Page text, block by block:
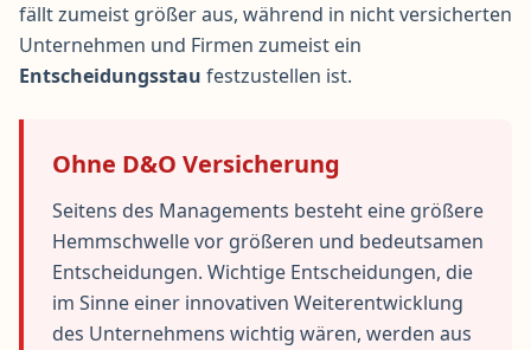
fällt zumeist größer aus, während in nicht versicherten
Unternehmen und Firmen zumeist ein
Entscheidungsstau festzustellen ist.
Ohne D&O Versicherung
Seitens des Managements besteht eine größere
Hemmschwelle vor größeren und bedeutsamen
Entscheidungen. Wichtige Entscheidungen, die
im Sinne einer innovativen Weiterentwicklung
des Unternehmens wichtig wären, werden aus